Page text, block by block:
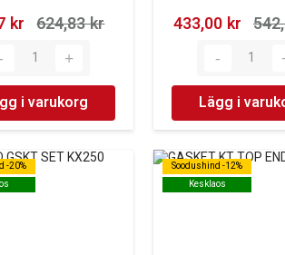
kr‎ 624,83 kr‎
i varukorg
433,00 kr‎
Lägg i
-20%
-20%
Soodushind -12%
Kesklaos
Soodushind -12%
Kesklaos